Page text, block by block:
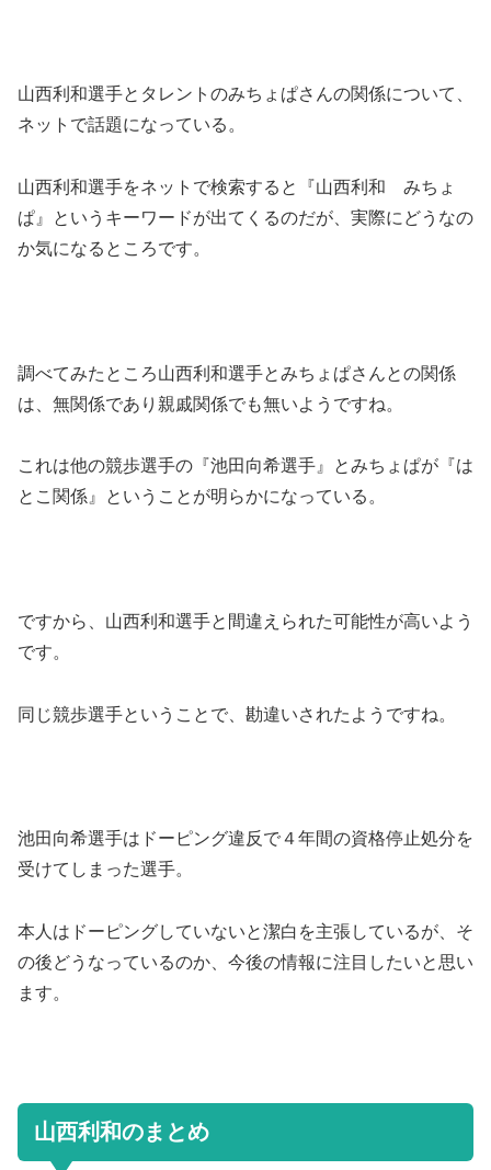
山西利和選手とタレントのみちょぱさんの関係について、
ネットで話題になっている。
山西利和選手をネットで検索すると『山西利和 みちょ
ぱ』というキーワードが出てくるのだが、実際にどうなの
か気になるところです。
調べてみたところ山西利和選手とみちょぱさんとの関係
は、無関係であり親戚関係でも無いようですね。
これは他の競歩選手の『池田向希選手』とみちょぱが『は
とこ関係』ということが明らかになっている。
ですから、山西利和選手と間違えられた可能性が高いよう
です。
同じ競歩選手ということで、勘違いされたようですね。
池田向希選手はドーピング違反で４年間の資格停止処分を
受けてしまった選手。
本人はドーピングしていないと潔白を主張しているが、そ
の後どうなっているのか、今後の情報に注目したいと思い
ます。
山西利和のまとめ